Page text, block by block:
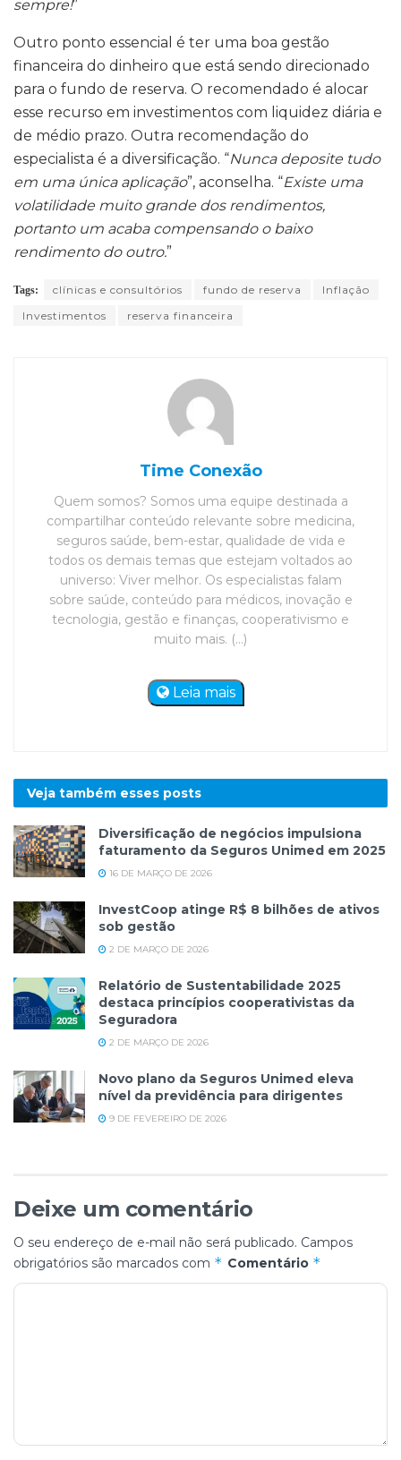
sempre!”
Outro ponto essencial é ter uma boa gestão
financeira do dinheiro que está sendo direcionado
para o fundo de reserva. O recomendado é alocar
esse recurso em investimentos com liquidez diária e
de médio prazo. Outra recomendação do
especialista é a diversificação. “Nunca deposite tudo
em uma única aplicação”, aconselha. “Existe uma
volatilidade muito grande dos rendimentos,
portanto um acaba compensando o baixo
rendimento do outro.”
Tags: clínicas e consultórios fundo de reserva
Inflação
Investimentos
reserva financeira
Time Conexão
Quem somos? Somos uma equipe destinada a
compartilhar conteúdo relevante sobre medicina,
seguros saúde, bem-estar, qualidade de vida e
todos os demais temas que estejam voltados ao
universo: Viver melhor. Os especialistas falam
sobre saúde, conteúdo para médicos, inovação e
tecnologia, gestão e finanças, cooperativismo e
muito mais. (...)
Leia mais
Veja também esses posts
Diversificação de negócios impulsiona
faturamento da Seguros Unimed em 2025
16 DE MARÇO DE 2026
InvestCoop atinge R$ 8 bilhões de ativos
sob gestão
2 DE MARÇO DE 2026
Relatório de Sustentabilidade 2025
destaca princípios cooperativistas da
Seguradora
2 DE MARÇO DE 2026
Novo plano da Seguros Unimed eleva
nível da previdência para dirigentes
9 DE FEVEREIRO DE 2026
Deixe um comentário
O seu endereço de e-mail não será publicado. Campos
obrigatórios são marcados com * Comentário *